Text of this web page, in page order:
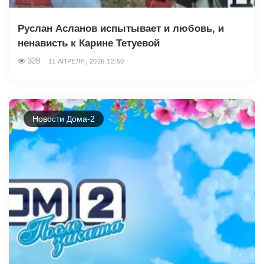
Руслан Асланов испытывает и любовь, и
ненависть к Карине Тетуевой
328 11 АПРЕЛЯ, 2026 12:50
Новости Дома-2